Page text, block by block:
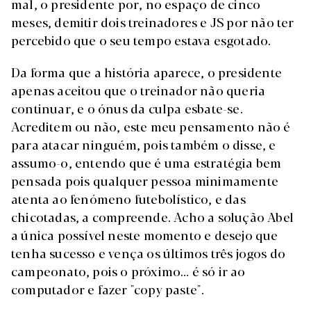
meses, demitir dois treinadores e JS por não ter
percebido que o seu tempo estava esgotado.
Da forma que a história aparece, o presidente
apenas aceitou que o treinador não queria
continuar, e o ónus da culpa esbate-se.
Acreditem ou não, este meu pensamento não é
para atacar ninguém, pois também o disse, e
assumo-o, entendo que é uma estratégia bem
pensada pois qualquer pessoa minimamente
atenta ao fenómeno futebolístico, e das
chicotadas, a compreende. Acho a solução Abel
a única possível neste momento e desejo que
tenha sucesso e vença os últimos três jogos do
campeonato, pois o próximo… é só ir ao
computador e fazer "copy paste".